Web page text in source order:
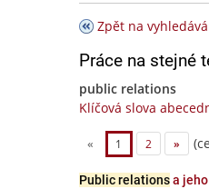
Zpět na
Práce na stejné
public relations
Klíčová slova
« 1 2 »
Public relationsa